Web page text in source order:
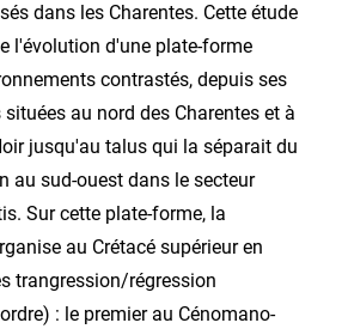
dans les Charentes. Cette étude
l'évolution d'une plate-forme
contrastés, depuis ses
au nord des Charentes et à
jusqu'au talus qui la séparait du
au sud-ouest dans le secteur
Sur cette plate-forme, la
au Crétacé supérieur en
trangression/régression
: le premier au Cénomano-